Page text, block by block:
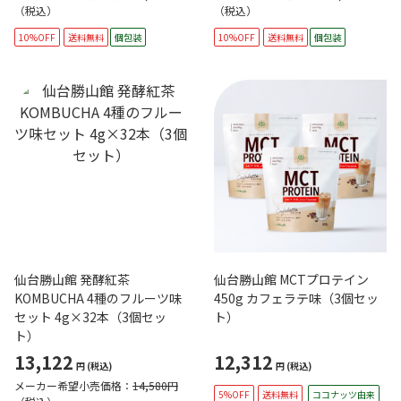
（税込）
10%OFF 送料無料 個包装
（税込）
10%OFF 送料無料 個包装
仙台勝山館 発酵紅茶
KOMBUCHA 4種のフルーツ味
セット 4g×32本（3個セッ
ト）
13,122 円 (税込)
メーカー希望小売価格： 14,580円
仙台勝山館 MCTプロテイン
450g カフェラテ味（3個セッ
ト）
12,312 円 (税込)
5%OFF 送料無料 ココナッツ由来